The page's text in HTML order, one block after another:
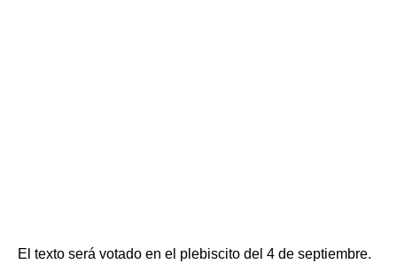
El texto será votado en el plebiscito del 4 de septiembre.